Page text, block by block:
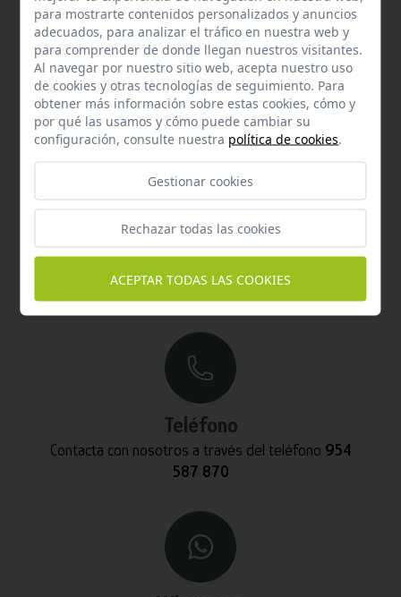
responderemos en menos de 24 horas laborables.
Horario de atención al cliente:
De lunes a jueves de 8:00 a 15:00 y viernes de 8:00 a 14:00
Contacta con nosotros vía email
Teléfono
Contacta con nosotros a través del teléfono 954
587 870
para mostrarte contenidos personalizados y anuncios
adecuados, para analizar el tráfico en nuestra web y
para comprender de donde llegan nuestros visitantes.
Al navegar por nuestro sitio web, acepta nuestro uso
de cookies y otras tecnologías de seguimiento. Para
obtener más información sobre estas cookies, cómo y
por qué las usamos y cómo puede cambiar su
configuración, consulte nuestra política de cookies.
Gestionar cookies
Rechazar todas las cookies
ACEPTAR TODAS LAS COOKIES